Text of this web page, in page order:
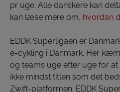
pr uge. Alle danskere kan
kan læse mere om, hvordan
EDDK Superligaen er
e-cykling i Danmark. Her
og teams uge efter uge for
ikke mindst titlen som det
Zwift-platformen. EDDK